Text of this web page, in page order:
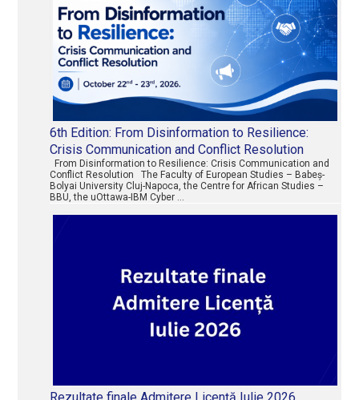
6th Edition: From Disinformation to Resilience:
Crisis Communication and Conflict Resolution
From Disinformation to Resilience: Crisis Communication and
Conflict Resolution The Faculty of European Studies – Babeș-
Bolyai University Cluj-Napoca, the Centre for African Studies –
BBU, the uOttawa-IBM Cyber …